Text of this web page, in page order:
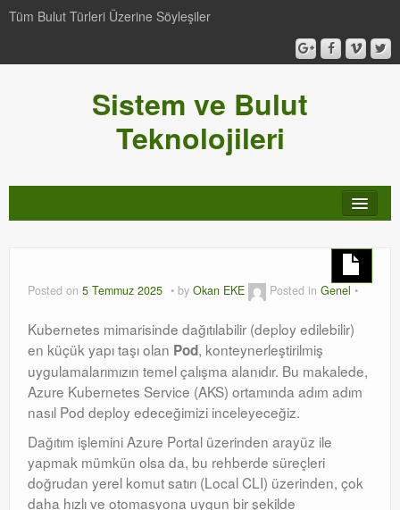
Tüm Bulut Türleri Üzerine Söyleşiler
Sistem ve Bulut
Teknolojileri
Windows Server Family
SCOM
Watchguard
PHP & MySQL
Posted on 5 Temmuz 2025 by Okan EKE Posted in Genel
Kubernetes mimarisinde dağıtılabilir (deploy edilebilir)
en küçük yapı taşı olan Pod, konteynerleştirilmiş
uygulamalarımızın temel çalışma alanıdır. Bu makalede,
Azure Kubernetes Service (AKS) ortamında adım adım
nasıl Pod deploy edeceğimizi inceleyeceğiz.
Dağıtım işlemini Azure Portal üzerinden arayüz ile
yapmak mümkün olsa da, bu rehberde süreçleri
doğrudan yerel komut satırı (Local CLI) üzerinden, çok
daha hızlı ve otomasyona uygun bir şekilde